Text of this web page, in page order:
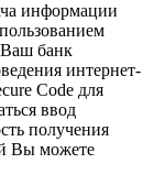
информации
Ваш банк
интернет-
Code для
ввод
получения
Вы можете